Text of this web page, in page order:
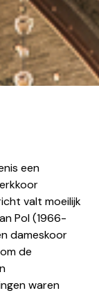
een
valt moeilijk
Pol (1966-
dameskoor
de
waren